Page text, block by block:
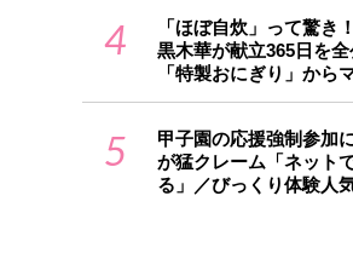
4
「ほぼ自炊」って驚き
黒木華が献立365日を全
「特製おにぎり」から
5
甲子園の応援強制参加
が猛クレーム「ネット
る」／びっくり体験人